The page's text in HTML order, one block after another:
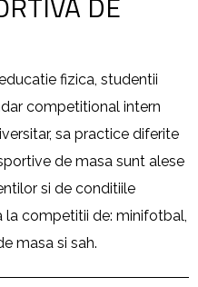
fizica, studentii
competitional intern
sa practice diferite
de masa sunt alese
si de conditiile
la competitii de: minifotbal,
masa si sah.